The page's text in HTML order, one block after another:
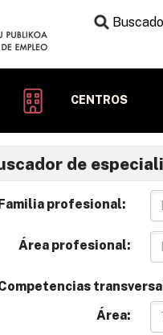
CENTROS
de
profesional:
Área profesional:
Área: